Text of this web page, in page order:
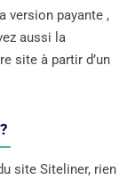
version payante ,
aussi la
site à partir d’un
site Siteliner, rien